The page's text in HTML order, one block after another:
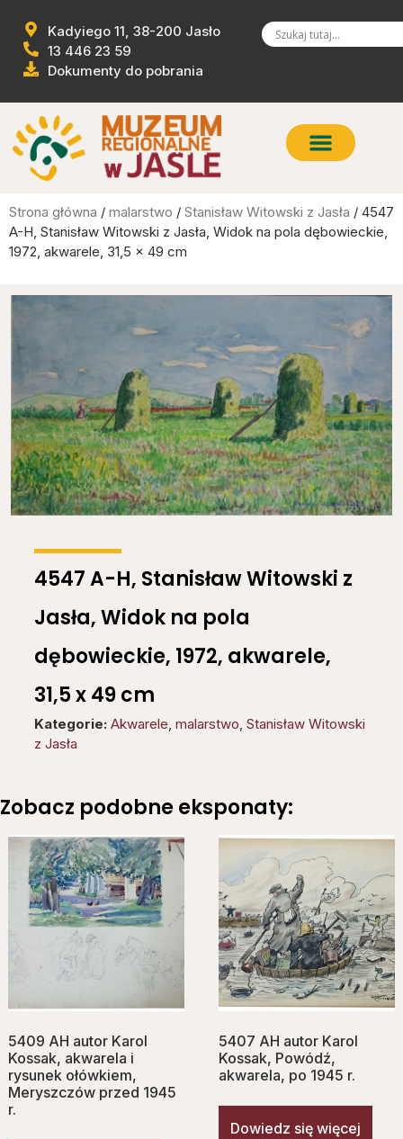
Kadyiego 11, 38-200 Jasło
13 446 23 59
Dokumenty do pobrania
Strona główna / malarstwo / Stanisław Witowski z Jasła / 4547
A-H, Stanisław Witowski z Jasła, Widok na pola dębowieckie,
1972, akwarele, 31,5 x 49 cm
4547 A-H, Stanisław Witowski z
Jasła, Widok na pola
dębowieckie, 1972, akwarele,
31,5 x 49 cm
Kategorie: Akwarele, malarstwo, Stanisław Witowski
z Jasła
Zobacz podobne eksponaty:
5409 AH autor Karol
Kossak, akwarela i
rysunek ołówkiem,
Meryszczów przed 1945
r.
5407 AH autor Karol
Kossak, Powódź,
akwarela, po 1945 r.
Dowiedz się więcej